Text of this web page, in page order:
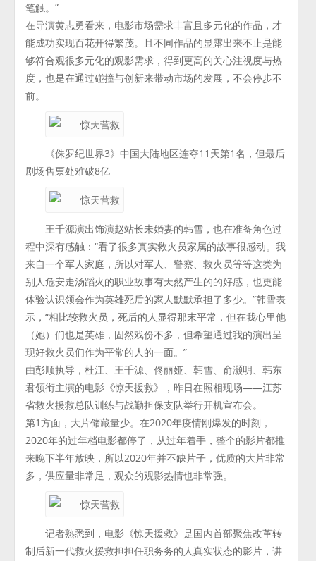
笔触。”
在导演黄志勇看来，电影市场需求丰富且多元化的作品，才
能成功实现百花开得繁茂。且不同作品的显露出来不止是能
够符合观很多元化的观影需求，得到更高的关心注视度与热
度，也是在通过碰撞与创新来带动市场的发展，不会停步不
前。
《侏罗纪世界3》中国大陆地区连夺11天第1名，但最后
剧场售票处难破8亿
王千源演出饰演赵站长未婚妻的韩雪，也在准备角色过
程中深有感触：“看了很多真实救火员家属的故事很感动。我
来自一个军人家庭，所以对军人、警察、救火员等等这类为
别人危安走汤蹈火的职业故事有天然产生的的好感，也更能
体验认识领会作为英雄死后的家人默默承担了多少。”韩雪表
示，“相比较救火员，死后的人显得那末平常，但在我心里他
（她）们也是英雄，固然戏份不多，但希望通过我的演出呈
现好救火员们作为平常的人的一面。”
由彭顺执导，杜江、王千源、佟丽娅、韩雪、俞灏明、韩东
君领衔主演的电影《惊天援救》，昨日在照相现场——江苏
省救火援救总队训练与战勤担保支队举行开机宣布会。
第1方面，大片储藏量少。在2020年疫情刚爆发的时刻，
2020年的过年档电影都停了，从过年着手，整个的影片都推
来晚下半年放映，所以2020年并不缺片子，优质的大片非常
多，供应量非常足，观众的观影热情也非常强。
记者熟悉到，电影《惊天援救》是国内首部聚焦改革转
制后新一代救火援救担担任职务务的人真实状态的影片，讲